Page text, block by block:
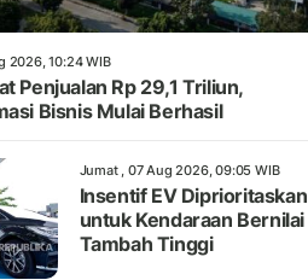
2026, 10:24 WIB
Penjualan Rp 29,1 Triliun,
Bisnis Mulai Berhasil
Jumat , 07 Aug 2026, 09:05 WIB
Insentif EV Diprioritaskan
untuk Kendaraan Bernilai
Tambah Tinggi